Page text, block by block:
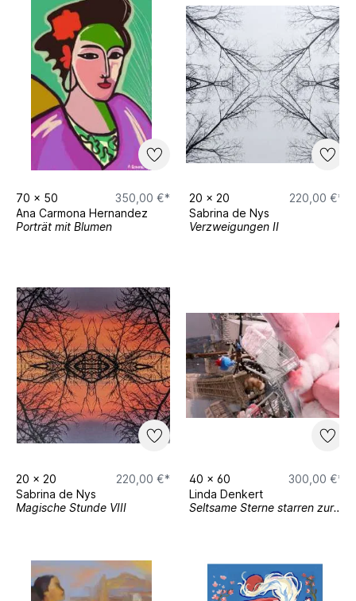
70 x 50
350,00 €*
Ana Carmona Hernandez
Porträt mit Blumen
20 x 20
220,00 €*
Sabrina de Nys
Verzweigungen II
20 x 20
220,00 €*
Sabrina de Nys
Magische Stunde VIII
40 x 60
300,00 €*
Linda Denkert
Seltsame Sterne starren zur Erde